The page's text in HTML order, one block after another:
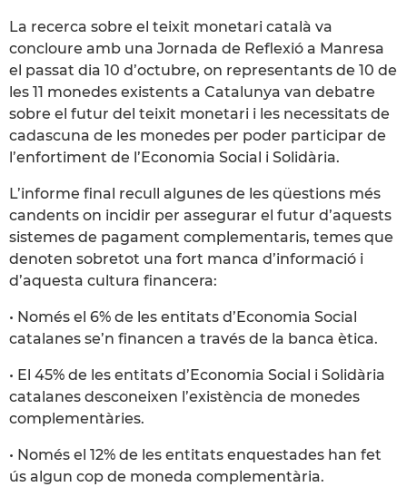
La recerca sobre el teixit monetari català va
concloure amb una Jornada de Reflexió a Manresa
el passat dia 10 d’octubre, on representants de 10 de
les 11 monedes existents a Catalunya van debatre
sobre el futur del teixit monetari i les necessitats de
cadascuna de les monedes per poder participar de
l’enfortiment de l’Economia Social i Solidària.
L’informe final recull algunes de les qüestions més
candents on incidir per assegurar el futur d’aquests
sistemes de pagament complementaris, temes que
denoten sobretot una fort manca d’informació i
d’aquesta cultura financera:
• Només el 6% de les entitats d’Economia Social
catalanes se’n financen a través de la banca ètica.
• El 45% de les entitats d’Economia Social i Solidària
catalanes desconeixen l’existència de monedes
complementàries.
• Només el 12% de les entitats enquestades han fet
ús algun cop de moneda complementària.